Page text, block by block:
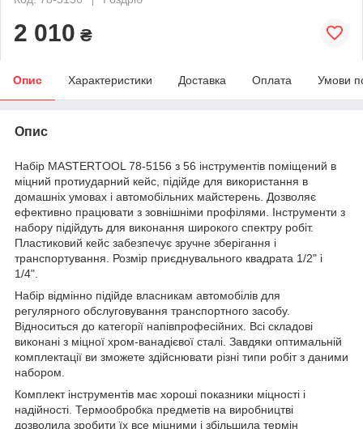
2 010 ₴
Опис Характеристики Доставка Оплата Умови
Опис
Набір MASTERTOOL 78-5156 з 56 інструментів поміщений в
міцний протиударний кейс, підійде для використання в
домашніх умовах і автомобільних майстерень. Дозволяє
ефективно працювати з зовнішніми профілями. Інструменти з
набору підійдуть для виконання широкого спектру робіт.
Пластиковий кейс забезпечує зручне зберігання і
транспортування. Розмір приєднувального квадрата 1/2" і
1/4".
Набір відмінно підійде власникам автомобілів для
регулярного обслуговування транспортного засобу.
Відноситься до категорії напівпрофесійних. Всі складові
виконані з міцної хром-ванадієвої сталі. Завдяки оптимальній
комплектації ви зможете здійснювати різні типи робіт з даними
набором.
Комплект інструментів має хороші показники міцності і
надійності. Термообробка предметів на виробництві
дозволила зробити їх все міцними і збільшила термін